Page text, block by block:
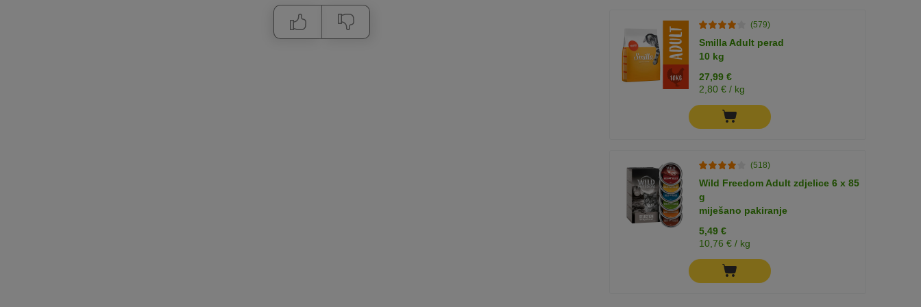
(579)
Smilla Adult perad
10 kg
27,99 €
2,80 € / kg
(518)
Wild Freedom Adult zdjelice 6 x 85
g
miješano pakiranje
5,49 €
10,76 € / kg